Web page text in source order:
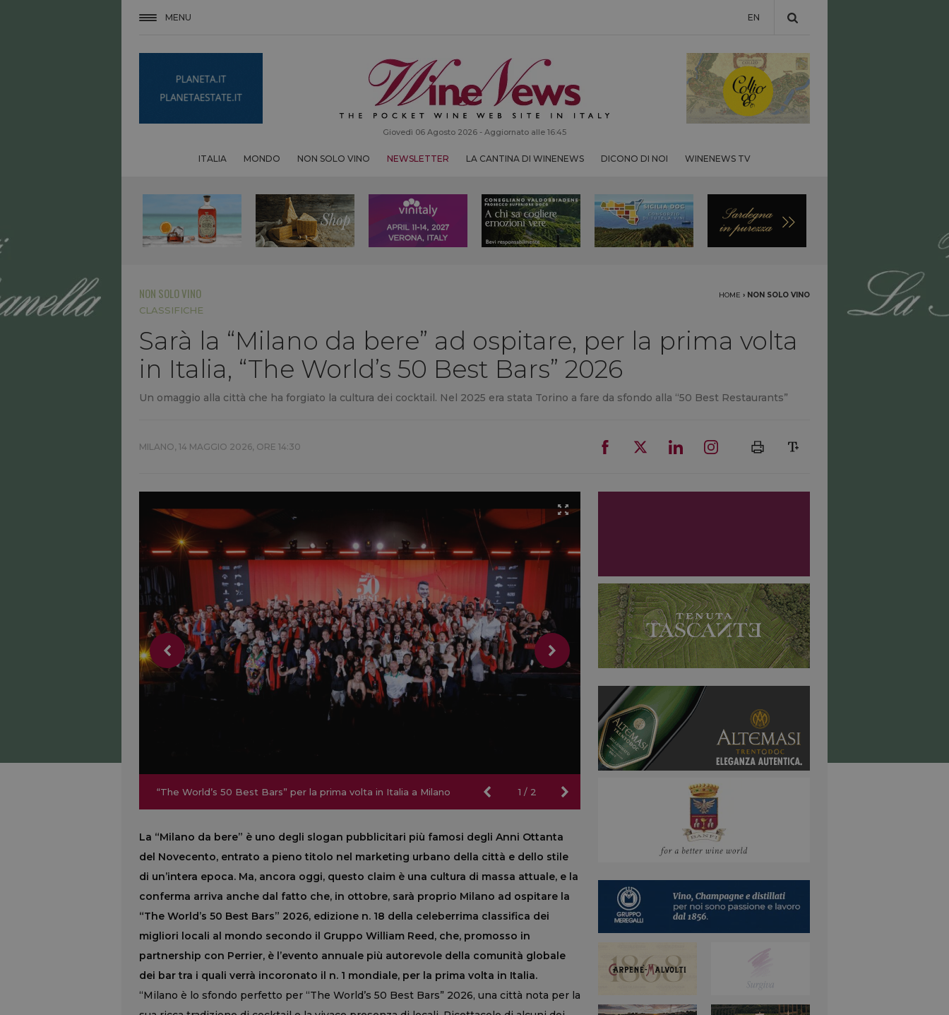
MENU EN
Giovedì 06 Agosto 2026 - Aggiornato alle 16:45
ITALIA MONDO NON SOLO VINO NEWSLETTER LA CANTINA DI WINENEWS DICONO DI NOI WINENEWS TV
NON SOLO VINO HOME › NON SOLO VINO
CLASSIFICHE
Sarà la “Milano da bere” ad ospitare, per la prima volta
in Italia, “The World’s 50 Best Bars” 2026
Un omaggio alla città che ha forgiato la cultura dei cocktail. Nel 2025 era stata Torino a fare da sfondo alla “50 Best Restaurants”
MILANO, 14 MAGGIO 2026, ORE 14:30
1 / 2
“The World’s 50 Best Bars” per la prima volta in Italia a Milano
“The World’s 50 Best Bars” per la prima volta in Italia a Milano
La “Milano da bere” è uno degli slogan pubblicitari più famosi degli Anni Ottanta
del Novecento, entrato a pieno titolo nel marketing urbano della città e dello stile
di un’intera epoca. Ma, ancora oggi, questo claim è una cultura di massa attuale, e la
conferma arriva anche dal fatto che, in ottobre, sarà proprio Milano ad ospitare la
“The World’s 50 Best Bars” 2026, edizione n. 18 della celeberrima classifica dei
migliori locali al mondo secondo il Gruppo William Reed, che, promosso in
partnership con Perrier, è l’evento annuale più autorevole della comunità globale
dei bar tra i quali verrà incoronato il n. 1 mondiale, per la prima volta in Italia.
“Milano è lo sfondo perfetto per “The World’s 50 Best Bars” 2026, una città nota per la